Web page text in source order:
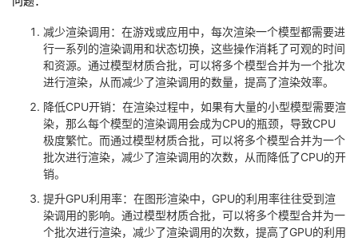
减少渲染调用：在游戏或应用中，每次渲染一个模型都需要进
行一系列的渲染调用和状态切换，这些操作消耗了可观的时间
和资源。通过模型材质合批，可以将多个模型合并为一个批次
进行渲染，从而减少了渲染调用的数量，提高了渲染效率。
降低CPU开销：在渲染过程中，如果有大量的小型模型需要渲
染，那么每个模型的渲染调用会成为CPU的瓶颈，导致CPU
极度繁忙。而通过模型材质合批，可以将多个模型合并为一个
批次进行渲染，减少了渲染调用的次数，从而降低了CPU的开
销。
提升GPU利用率：在图形渲染中，GPU的利用率往往受到渲
染调用的影响。通过模型材质合批，可以将多个模型合并为一
个批次进行渲染，减少了渲染调用的次数，提高了GPU的利用